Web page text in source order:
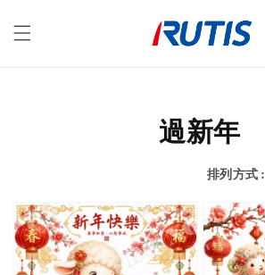
過新年
排列方式 :